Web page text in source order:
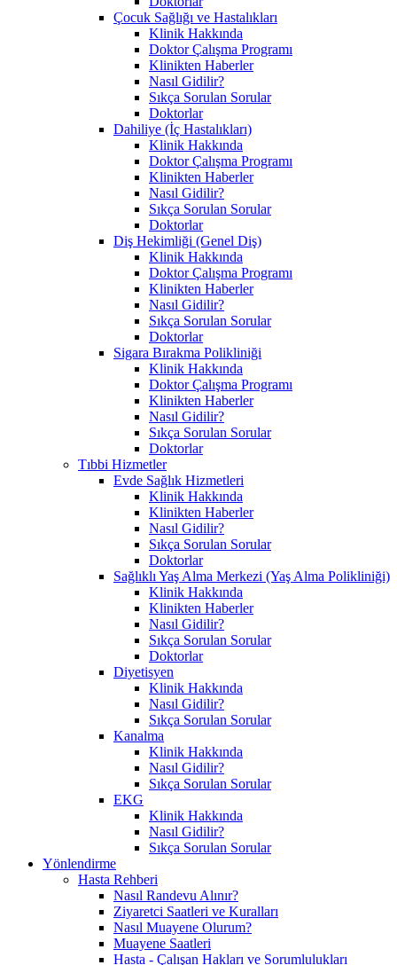
Çocuk Sağlığı ve Hastalıkları
Klinik Hakkında
Doktor Çalışma Programı
Klinikten Haberler
Nasıl Gidilir?
Sıkça Sorulan Sorular
Doktorlar
Dahiliye (İç Hastalıkları)
Klinik Hakkında
Doktor Çalışma Programı
Klinikten Haberler
Nasıl Gidilir?
Sıkça Sorulan Sorular
Doktorlar
Diş Hekimliği (Genel Diş)
Klinik Hakkında
Doktor Çalışma Programı
Klinikten Haberler
Nasıl Gidilir?
Sıkça Sorulan Sorular
Doktorlar
Sigara Bırakma Polikliniği
Klinik Hakkında
Doktor Çalışma Programı
Klinikten Haberler
Nasıl Gidilir?
Sıkça Sorulan Sorular
Doktorlar
Tıbbi Hizmetler
Evde Sağlık Hizmetleri
Klinik Hakkında
Klinikten Haberler
Nasıl Gidilir?
Sıkça Sorulan Sorular
Doktorlar
Sağlıklı Yaş Alma Merkezi (Yaş Alma Polikliniği)
Klinik Hakkında
Klinikten Haberler
Nasıl Gidilir?
Sıkça Sorulan Sorular
Doktorlar
Diyetisyen
Klinik Hakkında
Nasıl Gidilir?
Sıkça Sorulan Sorular
Kanalma
Klinik Hakkında
Nasıl Gidilir?
Sıkça Sorulan Sorular
EKG
Klinik Hakkında
Nasıl Gidilir?
Sıkça Sorulan Sorular
Yönlendirme
Hasta Rehberi
Nasıl Randevu Alınır?
Ziyaretci Saatleri ve Kuralları
Nasıl Muayene Olurum?
Muayene Saatleri
Hasta - Çalışan Hakları ve Sorumlulukları